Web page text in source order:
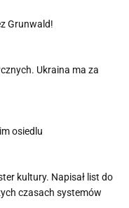
Grunwald!
Ukraina ma za
osiedlu
kultury. Napisał list do
czasach systemów